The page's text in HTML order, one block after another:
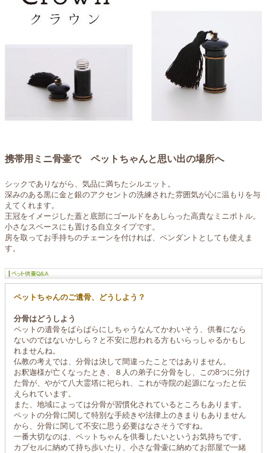
携帯用ミニ骨壷で ペットちゃんと思い出の場所へ
シックでありながら、気品に満ちたシルエット。
深みのある黒に金と銀のアクセントの洗練された雰囲気が心に温もりを与
えてくれます。
王冠をイメージした蓋と底部にゴールドをあしらった高貴なミニボトル。
小さなスペースにも置ける自立タイプです。
房を取ってお手持ちのチェーンを付ければ、ペンダントとしても使えま
す。
ペットちゃんのご遺骨、どうしよう？
分骨はどうしよう
ペットの遺骨をばらばらにしちゃうなんてかわいそう、供養になら
ないのではないかしら？と不安に思われる方もいらっしゃるかもし
れませんね。
仏教の考えでは、分骨は決して間違ったことではありません。
お釈迦様が亡くなったとき、８人の弟子に分骨をし、この8つに分け
た骨が、やがて八大霊塔に祀られ、これが寺院の起源になったと伝
えられています。
また、地域によっては分骨が習慣化されているところもあります。
ペットの分骨に関して特別な手続きや法律上のきまりもありません
から、分骨に関して不安に思う必要はなさそうですね。
一番大切なのは、ペットちゃんを供養したいというお気持ちです。
カプセルに納めて持ち歩いたり、小さな骨壷に納めてお部屋で一緒